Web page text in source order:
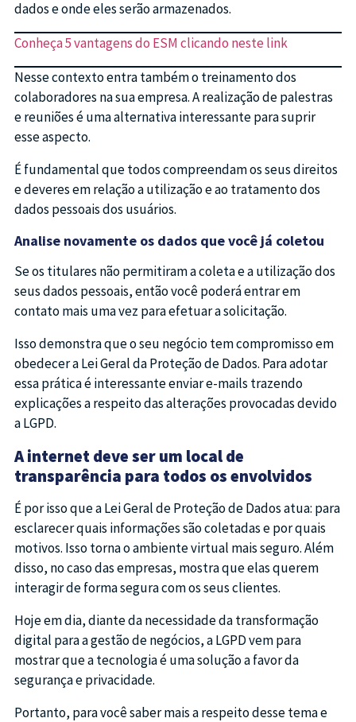
dados e onde eles serão armazenados.
Conheça 5 vantagens do ESM clicando neste link
Nesse contexto entra também o treinamento dos
colaboradores na sua empresa. A realização de palestras
e reuniões é uma alternativa interessante para suprir
esse aspecto.
É fundamental que todos compreendam os seus direitos
e deveres em relação a utilização e ao tratamento dos
dados pessoais dos usuários.
Analise novamente os dados que você já coletou
Se os titulares não permitiram a coleta e a utilização dos
seus dados pessoais, então você poderá entrar em
contato mais uma vez para efetuar a solicitação.
Isso demonstra que o seu negócio tem compromisso em
obedecer a Lei Geral da Proteção de Dados. Para adotar
essa prática é interessante enviar e-mails trazendo
explicações a respeito das alterações provocadas devido
a LGPD.
A internet deve ser um local de
transparência para todos os envolvidos
É por isso que a Lei Geral de Proteção de Dados atua: para
esclarecer quais informações são coletadas e por quais
motivos. Isso torna o ambiente virtual mais seguro. Além
disso, no caso das empresas, mostra que elas querem
interagir de forma segura com os seus clientes.
Hoje em dia, diante da necessidade da transformação
digital para a gestão de negócios, a LGPD vem para
mostrar que a tecnologia é uma solução a favor da
segurança e privacidade.
Portanto, para você saber mais a respeito desse tema e